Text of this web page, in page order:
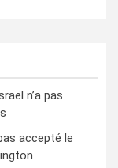
n’a pas
accepté le